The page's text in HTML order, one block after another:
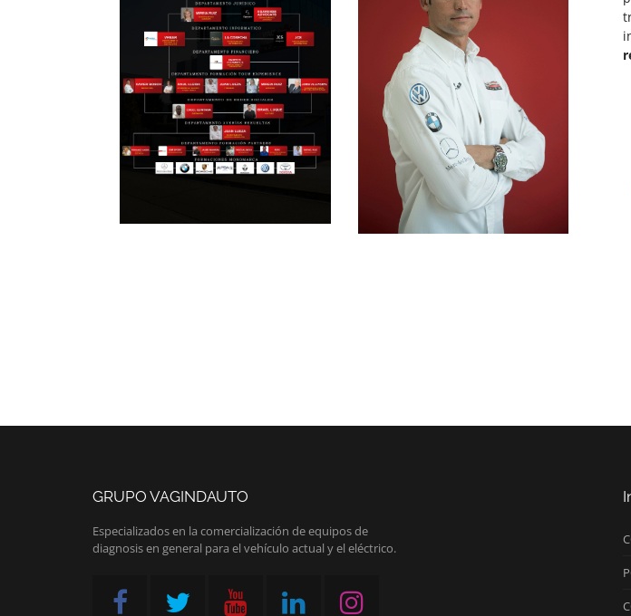
GRUPO VAGINDAUTO
Especializados en la comercialización de equipos de
diagnosis en general para el vehículo actual y el eléctrico.